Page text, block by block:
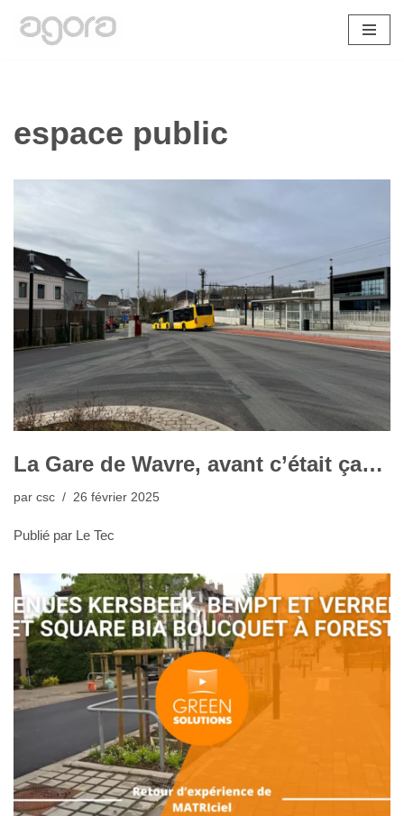
espace public
La Gare de Wavre, avant c’était ça…
par csc 26 février 2025
Publié par Le Tec